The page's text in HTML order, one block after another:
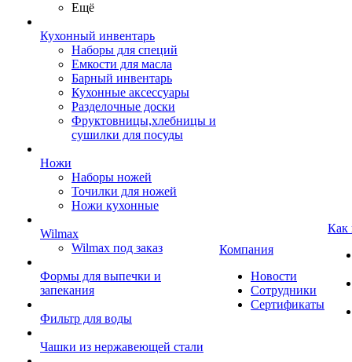
Ещё
Кухонный инвентарь
Наборы для специй
Емкости для масла
Барный инвентарь
Кухонные аксессуары
Разделочные доски
Фруктовницы,хлебницы и
сушилки для посуды
Ножи
Наборы ножей
Точилки для ножей
Ножи кухонные
Wilmax
Wilmax под заказ
Формы для выпечки и
запекания
Фильтр для воды
Чашки из нержавеющей стали
Компания
Новости
Сотрудники
Сертификаты
Как